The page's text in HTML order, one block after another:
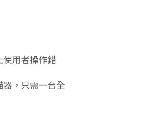
用者操作錯
，只需一台全